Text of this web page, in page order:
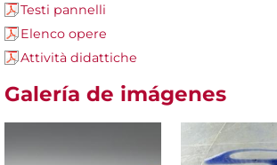
Testi pannelli
Elenco opere
Attività didattiche
Galería de imágenes